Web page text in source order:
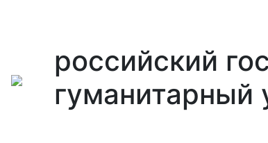
российский
гуманитарный